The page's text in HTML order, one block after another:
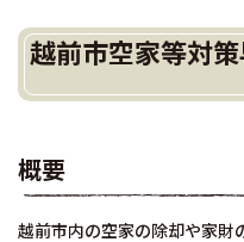
越前市空家等対
概要
越前市内の空家の除却や家財